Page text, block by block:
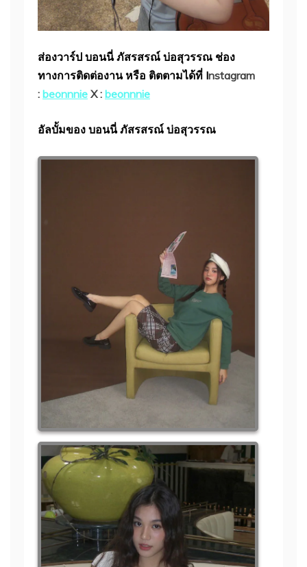
ส่องวาร์ป บอนนี่ ภัสรสรณ์ บ่อสุวรรณ ช่อง
ทางการติดต่องาน หรือ ติตตามได้ที่ Instagram
: beonnnie X : beonnnie
อัลบั้มของ บอนนี่ ภัสรสรณ์ บ่อสุวรรณ